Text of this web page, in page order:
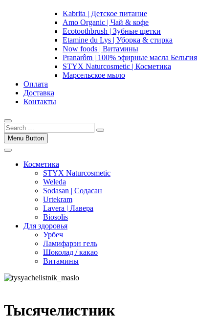
Kabrita | Детское питание
Amo Organic | Чай & кофе
Ecotoothbrush | Зубные щетки
Etamine du Lys | Уборка & стирка
Now foods | Витамины
Pranarôm | 100% эфирные масла Бельгия
STYX Naturcosmetic | Косметика
Марсельское мыло
Оплата
Доставка
Контакты
Menu Button
Косметика
STYX Naturcosmetic
Weleda
Sodasan | Содасан
Urtekram
Lavera | Лавера
Biosolis
Для здоровья
Урбеч
Ламифарэн гель
Шоколад / какао
Витамины
Тысячелистник